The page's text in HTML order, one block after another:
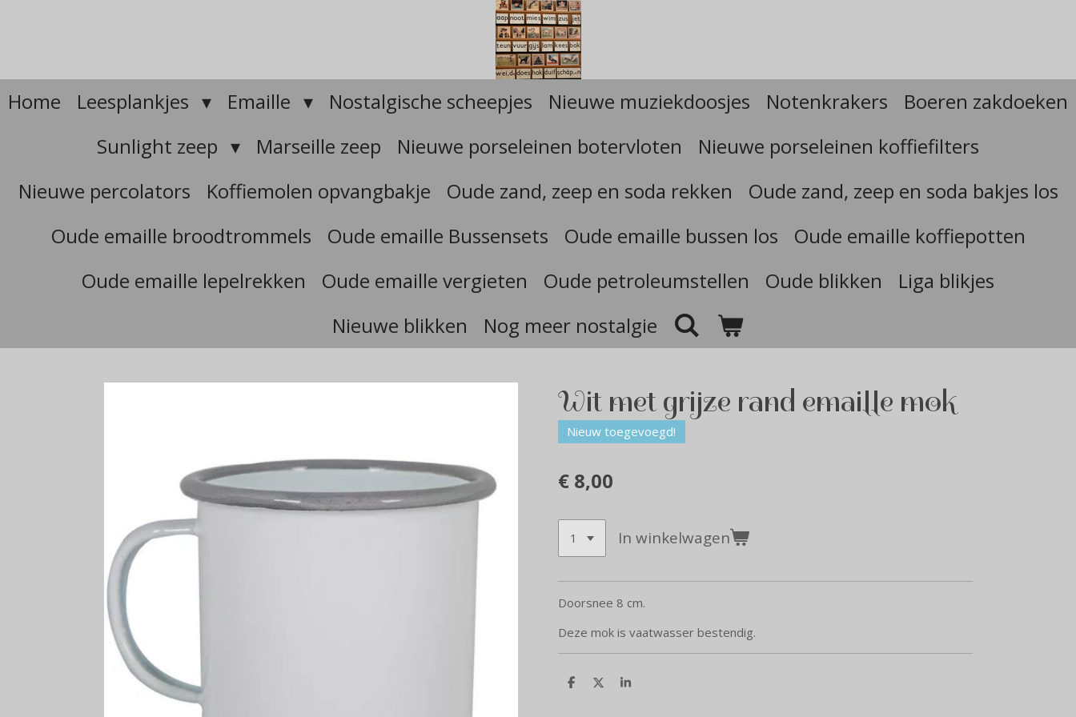
Home Leesplankjes Emaille Nostalgische scheepjes Nieuwe muziekdoosjes Notenkrakers
Boeren zakdoeken
Sunlight zeep
Marseille zeep Nieuwe porseleinen botervloten
Nieuwe porseleinen koffiefilters
Nieuwe percolators
Koffiemolen opvangbakje Oude zand, zeep en soda rekken
Oude zand, zeep en soda bakjes los
Oude emaille broodtrommels
Oude emaille Bussensets Oude emaille bussen los
Oude emaille koffiepotten
Oude emaille lepelrekken
Oude emaille vergieten Oude petroleumstellen Oude blikken
Liga blikjes
Nieuwe blikken
Nog meer nostalgie
Wit met grijze rand emaille mok
Nieuw toegevoegd!
€ 8,00
In winkelwagen
Doorsnee 8 cm.
Deze mok is vaatwasser bestendig.
D
D
S